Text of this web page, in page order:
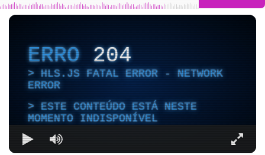
ERRO204
HLS.JS FATAL ERROR - NETWORK
ERROR
ESTE CONTEÚDO ESTÁ NESTE
MOMENTO INDISPONÍVEL